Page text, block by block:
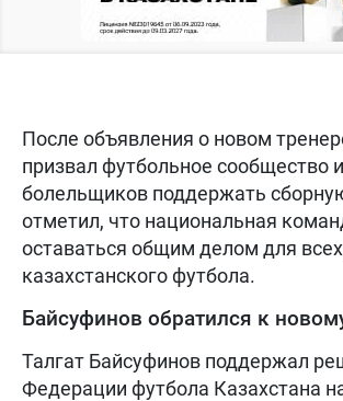
После объявления о новом
призвал футбольное сообщество и
болельщиков поддержать
отметил, что национальная
оставаться общим делом для
казахстанского футбола.
Байсуфинов обратился к
Талгат Байсуфинов поддержал
Федерации футбола Казахстана